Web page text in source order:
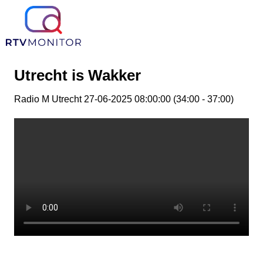
Utrecht is Wakker
Radio M Utrecht 27-06-2025 08:00:00 (34:00 - 37:00)